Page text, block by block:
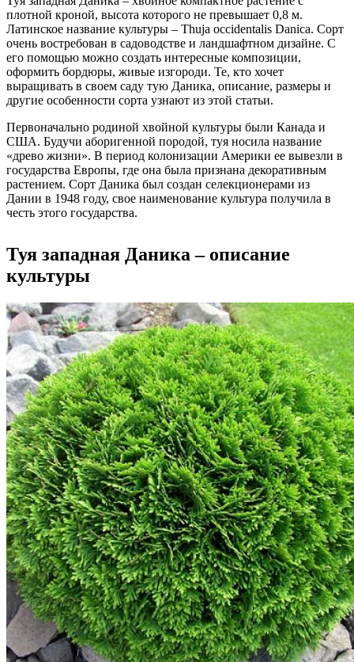
плотной кроной, высота которого не превышает 0,8 м.
Латинское название культуры – Thuja occidentalis Danica. Сорт
очень востребован в садоводстве и ландшафтном дизайне. С
его помощью можно создать интересные композиции,
оформить бордюры, живые изгороди. Те, кто хочет
выращивать в своем саду тую Даника, описание, размеры и
другие особенности сорта узнают из этой статьи.
Первоначально родиной хвойной культуры были Канада и
США. Будучи аборигенной породой, туя носила название
«древо жизни». В период колонизации Америки ее вывезли в
государства Европы, где она была признана декоративным
растением. Сорт Даника был создан селекционерами из
Дании в 1948 году, свое наименование культура получила в
честь этого государства.
Туя западная Даника – описание
культуры